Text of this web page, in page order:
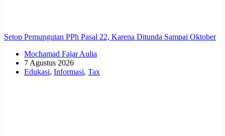
Setop Pemungutan PPh Pasal 22, Karena Ditunda Sampai Oktober
Mochamad Fajar Aulia
7 Agustus 2026
Edukasi, Informasi, Tax